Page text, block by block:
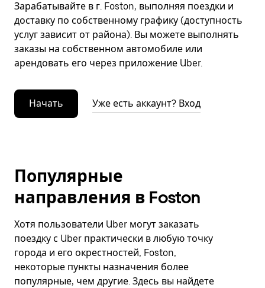
Зарабатывайте в г. Foston, выполняя поездки и
доставку по собственному графику (доступность
услуг зависит от района). Вы можете выполнять
заказы на собственном автомобиле или
арендовать его через приложение Uber.
Начать Уже есть аккаунт? Вход
Популярные
направления в Foston
Хотя пользователи Uber могут заказать
поездку с Uber практически в любую точку
города и его окрестностей, Foston,
некоторые пункты назначения более
популярные, чем другие. Здесь вы найдете